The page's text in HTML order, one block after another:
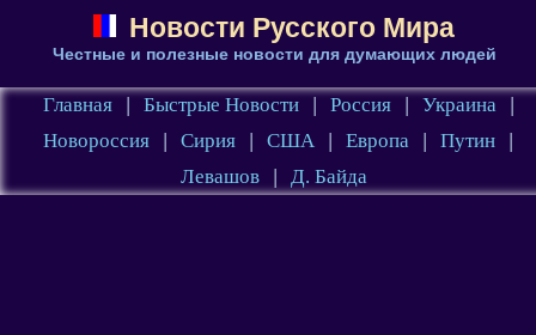
Новости Русского Мира
Честные и полезные новости для думающих людей
Главная | Быстрые Новости | Россия | Украина
|
Новороссия
| Сирия | США | Европа | Путин
|
Левашов
| Д. Байда